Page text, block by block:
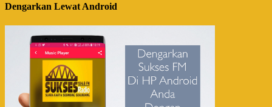
Dengarkan Lewat Android